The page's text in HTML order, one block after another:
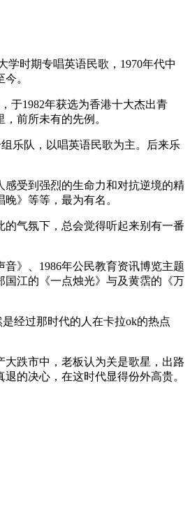
学时期专唱英语民歌，1970年代中
。
于1982年获选为香港十大杰出青
前所未有的先例。
乐队，以唱英语民歌为主。后来乐
受到强烈的生命力和对抗逆境的精
》等等，最为有名。
气氛下，总会觉得听起来别有一番
》、1986年公民教育资讯博览主题
江的《一点烛光》与及黄霑的《万
经过那时代的人在卡拉ok的热点
跌市中，老板认为关是歌星，出路
的决心，在这时代显得份外高贵。